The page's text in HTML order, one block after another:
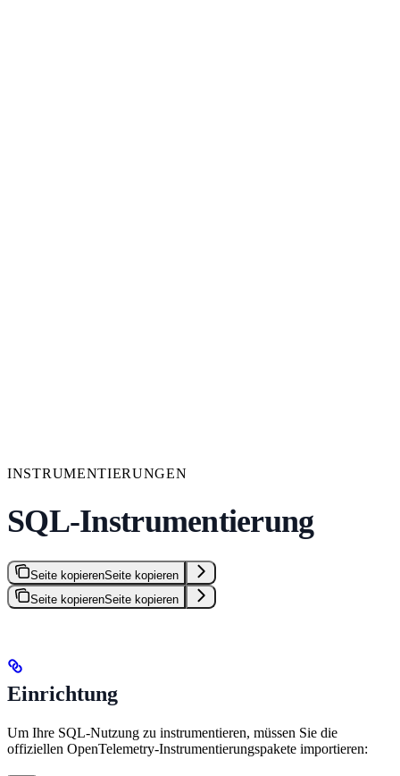
INSTRUMENTIERUNGEN
SQL-Instrumentierung
Seite kopierenSeite kopieren
Seite kopierenSeite kopieren
Einrichtung
Um Ihre SQL-Nutzung zu instrumentieren, müssen Sie die
offiziellen OpenTelemetry-Instrumentierungspakete importieren: